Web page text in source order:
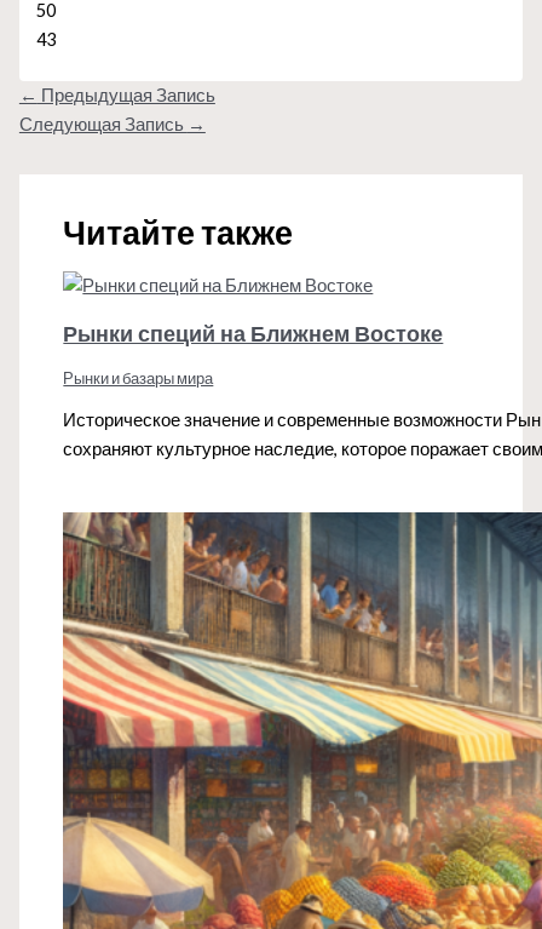
50
43
← Предыдущая Запись
Следующая Запись →
Читайте также
Рынки специй на Ближнем Востоке
Рынки и базары мира
Историческое значение и современные возможности
сохраняют культурное наследие, которое поражает